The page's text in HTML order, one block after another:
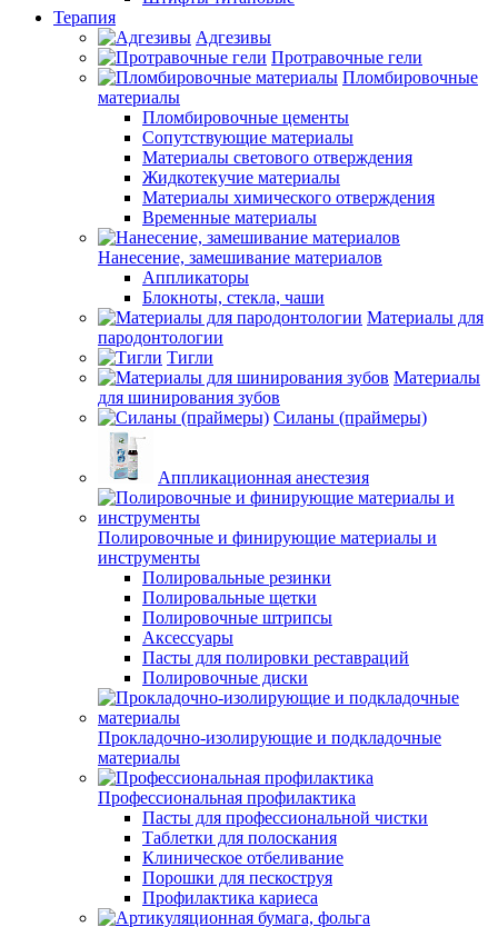
Терапия
Адгезивы
Протравочные гели
Пломбировочные
материалы
Пломбировочные цементы
Сопутствующие материалы
Материалы светового отверждения
Жидкотекучие материалы
Материалы химического отверждения
Временные материалы
Нанесение, замешивание материалов
Аппликаторы
Блокноты, стекла, чаши
Материалы для
пародонтологии
Тигли
Материалы
для шинирования зубов
Силаны (праймеры)
Аппликационная анестезия
Полировочные и финирующие материалы и
инструменты
Полировальные резинки
Полировальные щетки
Полировочные штрипсы
Аксессуары
Пасты для полировки реставраций
Полировочные диски
Прокладочно-изолирующие и подкладочные
материалы
Профессиональная профилактика
Пасты для профессиональной чистки
Таблетки для полоскания
Клиническое отбеливание
Порошки для пескоструя
Профилактика кариеса